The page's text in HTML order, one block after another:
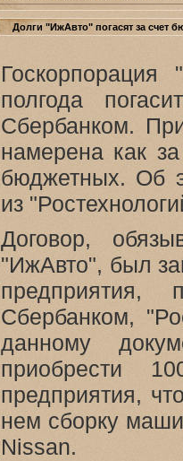
Долги "ИжАвто" погасят за счет
полгода
Сбербанком.
намерена как
бюджетных. Об
из
Договор,
"ИжАвто", был
предприятия,
Сбербанком,
данному
приобрести
предприятия,
нем сборку
Nissan.